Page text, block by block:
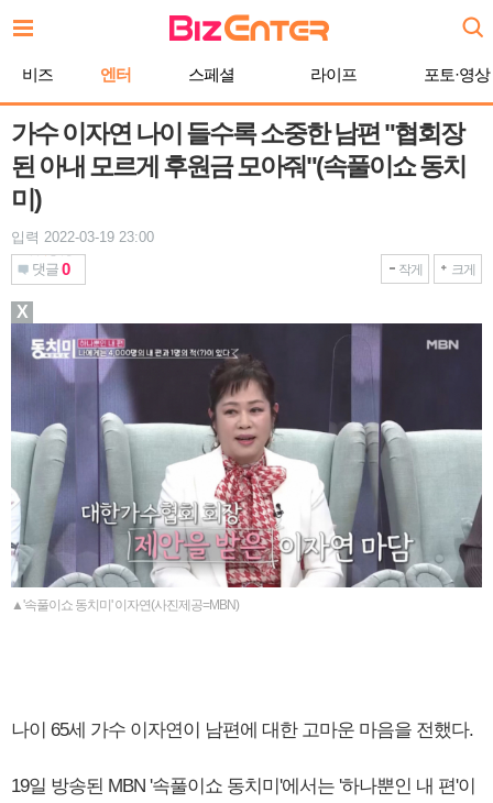
문
비즈 엔터 스페셜 라이프 포토·영상
가수 이자연 나이 들수록 소중한 남편 "협회장
된 아내 모르게 후원금 모아줘"(속풀이쇼 동치
미)
입력 2022-03-19 23:00
댓글 0 작게 크게
▲'속풀이쇼 동치미' 이자연(사진제공=MBN)
나이 65세 가수 이자연이 남편에 대한 고마운 마음을 전했다.
19일 방송된 MBN '속풀이쇼 동치미'에서는 '하나뿐인 내 편'이
X